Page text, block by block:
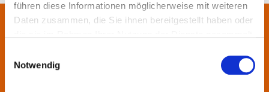
führen diese Informationen möglicherweise mit weiteren
Daten zusammen, die Sie ihnen bereitgestellt haben oder
Notwendig
In der Metropolregion FrankfurtRheinMain haben sich rund 50